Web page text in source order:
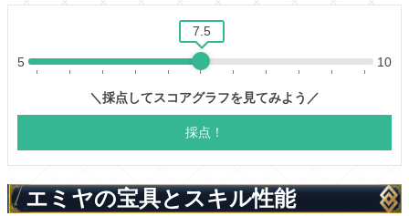
エミヤの宝具とスキル性能